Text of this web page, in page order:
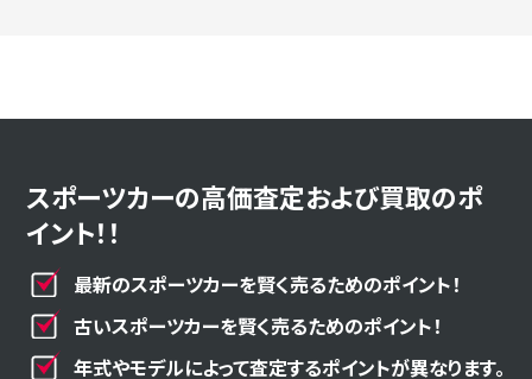
スポーツカーの高価査定および買取のポ
イント！！
最新のスポーツカーを賢く売るためのポイント！
古いスポーツカーを賢く売るためのポイント！
年式やモデルによって査定するポイントが異なります。